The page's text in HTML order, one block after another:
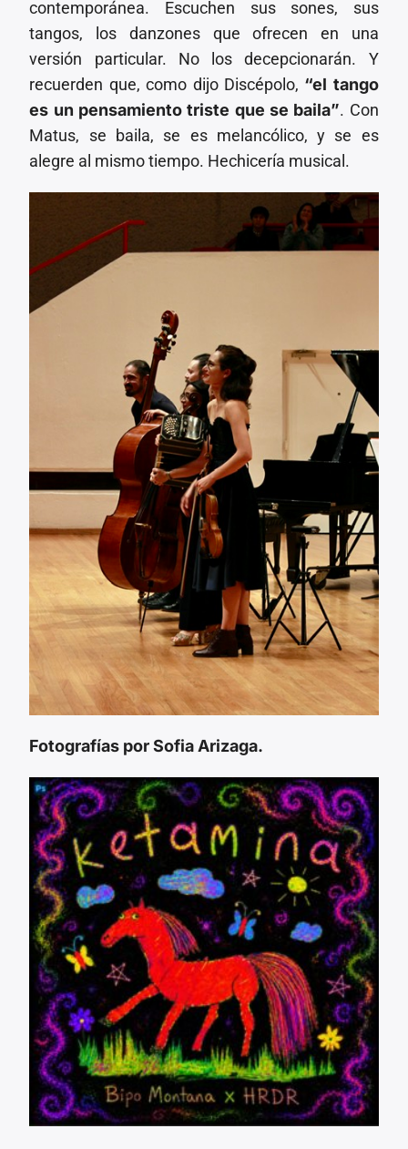
contemporánea. Escuchen sus sones, sus
tangos, los danzones que ofrecen en una
versión particular. No los decepcionarán. Y
recuerden que, como dijo Discépolo, “el tango
es un pensamiento triste que se baila”. Con
Matus, se baila, se es melancólico, y se es
alegre al mismo tiempo. Hechicería musical.
Fotografías por Sofia Arizaga.